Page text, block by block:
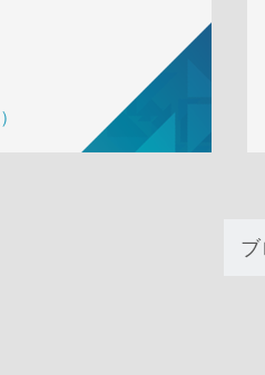
）